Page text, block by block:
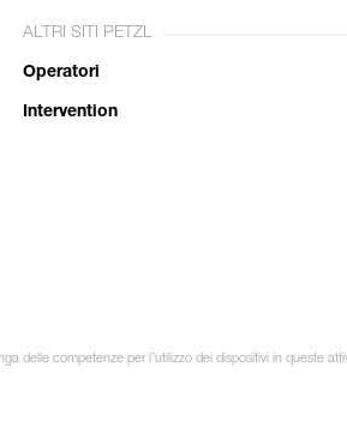
ALTRI SITI PETZL
Operatori
Intervention
delle competenze per l’utilizzo dei dispositivi in queste